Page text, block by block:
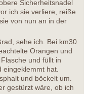
Sicherheitsnadel
ich sie verliere, reiße
von nun an in der
sehe ich. Bei km30
Orangen und
und füllt in
eingeklemmt hat.
und böckelt um.
gestürzt wäre, ob ich